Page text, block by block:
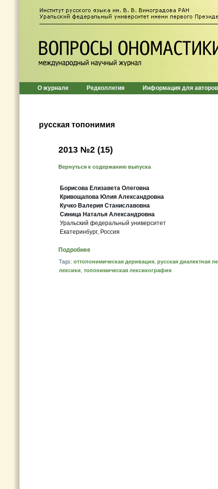
О журнале Редколлегия Информация для авторов
русская топонимия
2013 №2 (15)
Вернуться к содержанию выпуска
Борисова Елизавета Олеговна
Кривощапова Юлия Александровна
Кучко Валерия Станиславовна
Синица Наталья Александровна
Уральский федеральный университет
Екатеринбург, Россия
Подробнее
Tags: оттопонимическая деривация русская диалектная
лексики топонимическая лексикография